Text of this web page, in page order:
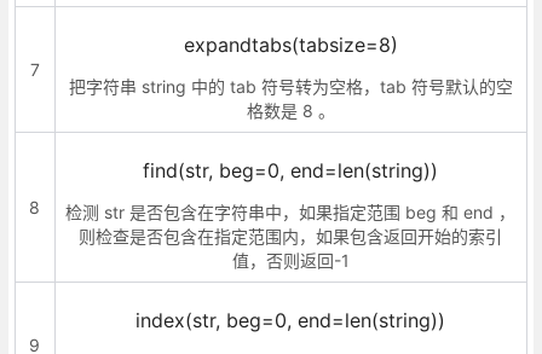
7
expandtabs(tabsize=8)
把字符串 string 中的 tab 符号转为空格，tab 符号默认的空
格数是 8 。
8
find(str, beg=0, end=len(string))
检测 str 是否包含在字符串中，如果指定范围 beg 和 end ，
则检查是否包含在指定范围内，如果包含返回开始的索引
值，否则返回-1
9
index(str, beg=0, end=len(string))